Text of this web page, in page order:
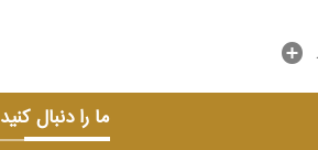
ما را دنبال کنید